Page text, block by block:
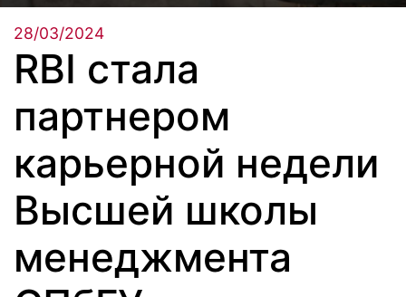
28/03/2024
RBI стала
партнером
карьерной недели
Высшей школы
менеджмента